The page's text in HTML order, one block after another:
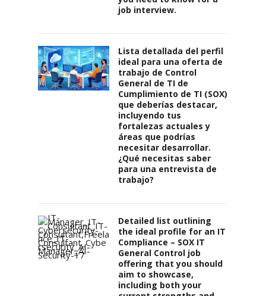
job interview.
Lista detallada del perfil
ideal para una oferta de
trabajo de Control
General de TI de
Cumplimiento de TI (SOX)
que deberías destacar,
incluyendo tus
fortalezas actuales y
áreas que podrías
necesitar desarrollar.
¿Qué necesitas saber
para una entrevista de
trabajo?
Detailed list outlining
the ideal profile for an IT
Compliance – SOX IT
General Control job
offering that you should
aim to showcase,
including both your